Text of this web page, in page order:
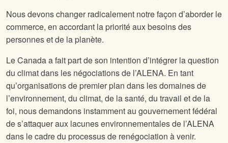
Nous devons changer radicalement notre façon d’aborder le
commerce, en accordant la priorité aux besoins des
personnes et de la planète.
Le Canada a fait part de son intention d’intégrer la question
du climat dans les négociations de l’ALENA. En tant
qu’organisations de premier plan dans les domaines de
l’environnement, du climat, de la santé, du travail et de la
foi, nous demandons instamment au gouvernement fédéral
de s’attaquer aux lacunes environnementales de l’ALENA
dans le cadre du processus de renégociation à venir.